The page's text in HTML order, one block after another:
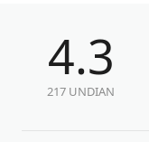
4.3
217 UNDIAN